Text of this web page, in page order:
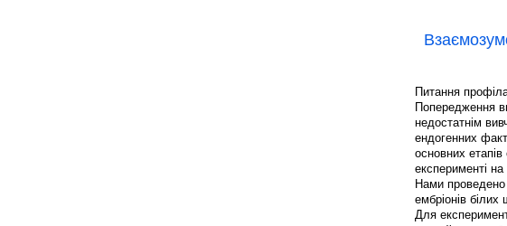
Питання
Попередження
недостатнім
ендогенних
основних
експерименті
Нами проведено
ембріонів білих
Для